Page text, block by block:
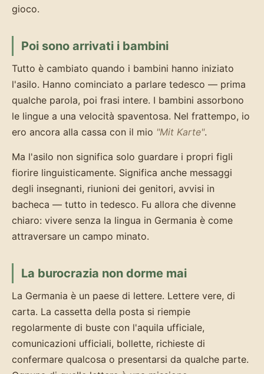
gioco.
Poi sono arrivati i bambini
Tutto è cambiato quando i bambini hanno iniziato
l'asilo. Hanno cominciato a parlare tedesco — prima
qualche parola, poi frasi intere. I bambini assorbono
le lingue a una velocità spaventosa. Nel frattempo, io
ero ancora alla cassa con il mio "Mit Karte".
Ma l'asilo non significa solo guardare i propri figli
fiorire linguisticamente. Significa anche messaggi
degli insegnanti, riunioni dei genitori, avvisi in
bacheca — tutto in tedesco. Fu allora che divenne
chiaro: vivere senza la lingua in Germania è come
attraversare un campo minato.
La burocrazia non dorme mai
La Germania è un paese di lettere. Lettere vere, di
carta. La cassetta della posta si riempie
regolarmente di buste con l'aquila ufficiale,
comunicazioni ufficiali, bollette, richieste di
confermare qualcosa o presentarsi da qualche parte.